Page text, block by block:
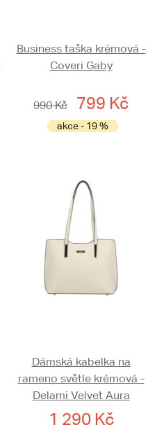
Business taška krémová -
Coveri Gaby
990 Kč 799 Kč
akce - 19 %
Dámská kabelka na
rameno světle krémová -
Delami Velvet Aura
1 290 Kč